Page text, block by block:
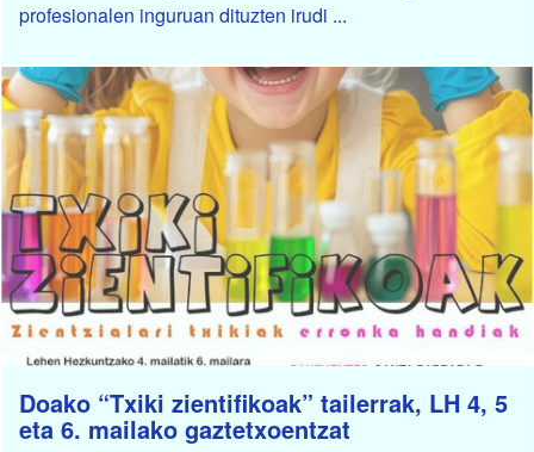
profesionalen inguruan dituzten irudi ...
Doako “Txiki zientifikoak” tailerrak, LH 4, 5
eta 6. mailako gaztetxoentzat